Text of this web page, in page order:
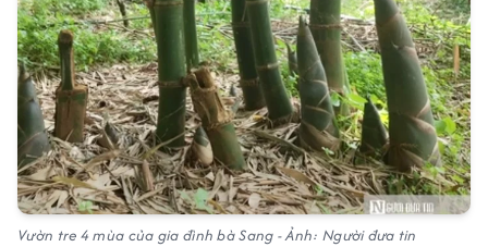
Vườn tre 4 mùa của gia đình bà Sang - Ảnh: Người đưa tin